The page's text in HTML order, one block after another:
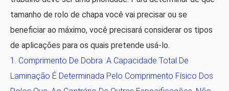
tamanho de rolo de chapa você vai precisar ou se
beneficiar ao máximo, você precisará considerar os tipos
de aplicações para os quais pretende usá-lo.
Comprimento De Dobra :A Capacidade Total De
Laminação É Determinada Pelo Comprimento Físico Dos